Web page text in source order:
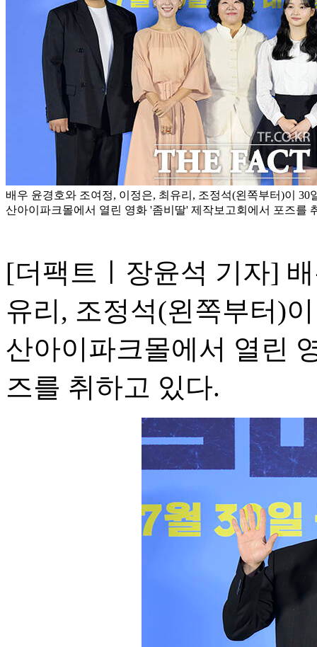
배우 윤경호와 조여정, 이정은, 최유리, 조정석(왼쪽부터)이 30
산아이파크몰에서 열린 영화 '좀비딸' 제작보고회에서 포즈를
[더팩트ㅣ장윤석 기자]
유리, 조정석(왼쪽부터)
산아이파크몰에서 열린
즈를 취하고 있다.